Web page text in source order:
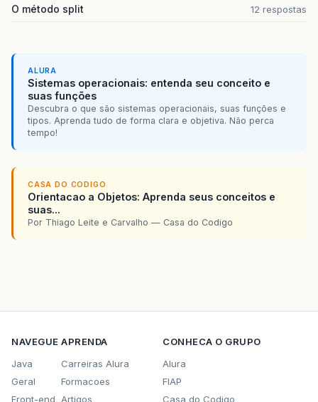
O método split 12 respostas
ALURA
Sistemas operacionais: entenda seu conceito e
suas funções
Descubra o que são sistemas operacionais, suas funções e
tipos. Aprenda tudo de forma clara e objetiva. Não perca
tempo!
CASA DO CODIGO
Orientacao a Objetos: Aprenda seus conceitos e
suas...
Por Thiago Leite e Carvalho — Casa do Codigo
NAVEGUE
Java
Geral
Front-end
APRENDA
Carreiras Alura
Formacoes
Artigos
CONHECA O GRUPO
Alura
FIAP
Casa do Codigo